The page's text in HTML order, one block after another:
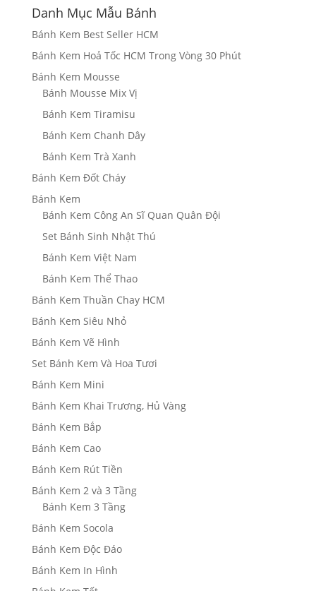
260,000₫
470,000₫
Danh Mục Mẫu Bánh
Bánh Kem Best Seller HCM
Bánh Kem Hoả Tốc HCM Trong Vòng 30 Phút
Bánh Kem Mousse
Bánh Mousse Mix Vị
Bánh Kem Tiramisu
Bánh Kem Chanh Dây
Bánh Kem Trà Xanh
Bánh Kem Đốt Cháy
Bánh Kem
Bánh Kem Công An Sĩ Quan Quân Đội
Set Bánh Sinh Nhật Thú
Bánh Kem Việt Nam
Bánh Kem Thể Thao
Bánh Kem Thuần Chay HCM
Bánh Kem Siêu Nhỏ
Bánh Kem Vẽ Hình
Set Bánh Kem Và Hoa Tươi
Bánh Kem Mini
Bánh Kem Khai Trương, Hủ Vàng
Bánh Kem Bắp
Bánh Kem Cao
Bánh Kem Rút Tiền
Bánh Kem 2 và 3 Tầng
Bánh Kem 3 Tầng
Bánh Kem Socola
Bánh Kem Độc Đáo
Bánh Kem In Hình